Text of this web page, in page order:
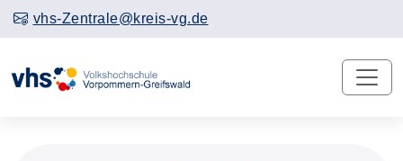
vhs-Zentrale@kreis-vg.de